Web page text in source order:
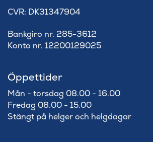
​CVR: DK31347904
Bankgiro nr. 285-3612
Konto nr. 12200129025
Öppettider
Mån - torsdag 08.00 - 16.00
Fredag 08.00 - 15.00
Stängt på helger och helgdagar